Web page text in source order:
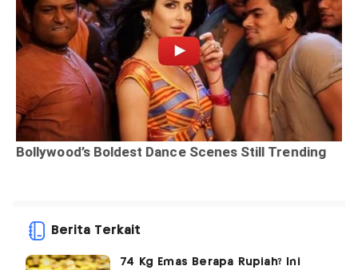
Berita Terkait
74 Kg Emas Berapa Rupiah? Ini